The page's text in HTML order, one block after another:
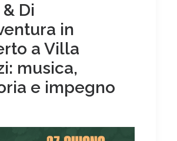
Di
in
a Villa
musica,
e impegno